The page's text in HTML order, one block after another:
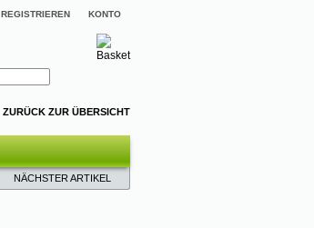
KONTO
REGISTRIEREN
ZURÜCK ZUR ÜBERSICHT
NÄCHSTER ARTIKEL